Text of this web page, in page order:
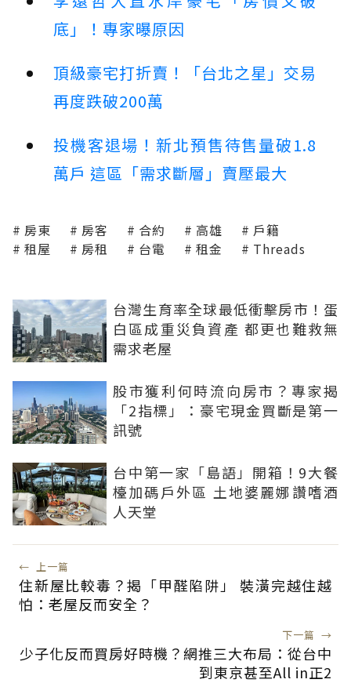
底」！專家曝原因
頂級豪宅打折賣！「台北之星」交易
再度跌破200萬
投機客退場！新北預售待售量破1.8
萬戶 這區「需求斷層」賣壓最大
房東 房客 合約 高雄
戶籍
租屋
房租 台電 租金 Threads
台灣生育率全球最低衝擊房市！蛋
白區成重災負資產 都更也難救無
需求老屋
股市獲利何時流向房市？專家揭
「2指標」：豪宅現金買斷是第一
訊號
台中第一家「島語」開箱！9大餐
檯加碼戶外區 土地婆麗娜讚嗜酒
人天堂
← 上一篇
住新屋比較毒？揭「甲醛陷阱」 裝潢完越住越
怕：老屋反而安全？
下一篇 →
少子化反而買房好時機？網推三大布局：從台中
到東京甚至All in正2